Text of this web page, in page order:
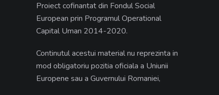
Proiect cofinantat din Fondul Social
European prin Programul Operational
Capital Uman 2014-2020.
Continutul acestui material nu reprezinta in
mod obligatoriu pozitia oficiala a Uniunii
Europene sau a Guvernului Romaniei,